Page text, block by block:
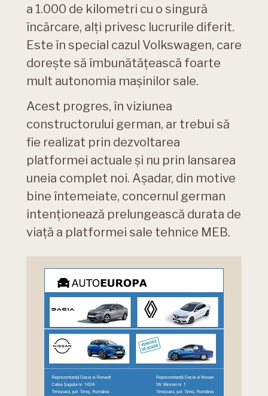
a 1.000 de kilometri cu o singură
încărcare, alți privesc lucrurile diferit.
Este în special cazul Volkswagen, care
dorește să îmbunătățească foarte
mult autonomia mașinilor sale.
Acest progres, în viziunea
constructorului german, ar trebui să
fie realizat prin dezvoltarea
platformei actuale și nu prin lansarea
uneia complet noi. Așadar, din motive
bine întemeiate, concernul german
intenționează prelungească durata de
viață a platformei sale tehnice MEB.